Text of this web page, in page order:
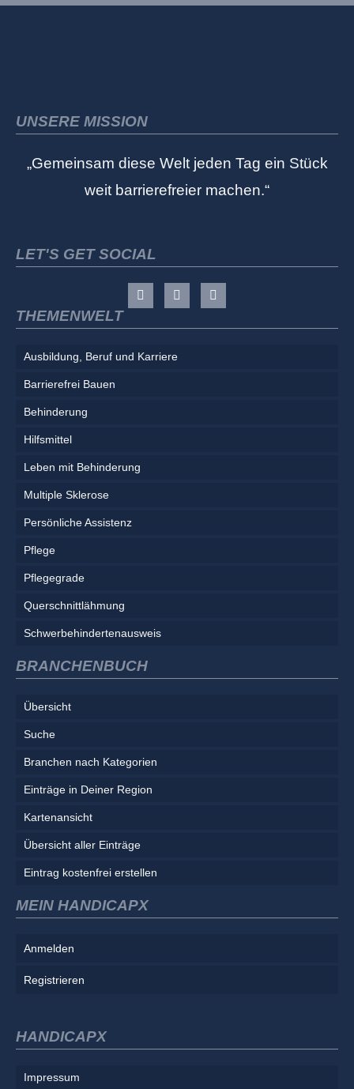
UNSERE MISSION
„Gemeinsam diese Welt jeden Tag ein Stück
weit barrierefreier machen.“
LET'S GET SOCIAL
THEMENWELT
Ausbildung, Beruf und Karriere
Barrierefrei Bauen
Behinderung
Hilfsmittel
Leben mit Behinderung
Multiple Sklerose
Persönliche Assistenz
Pflege
Pflegegrade
Querschnittlähmung
Schwerbehindertenausweis
BRANCHENBUCH
Übersicht
Suche
Branchen nach Kategorien
Einträge in Deiner Region
Kartenansicht
Übersicht aller Einträge
Eintrag kostenfrei erstellen
MEIN HANDICAPX
Anmelden
Registrieren
HANDICAPX
Impressum